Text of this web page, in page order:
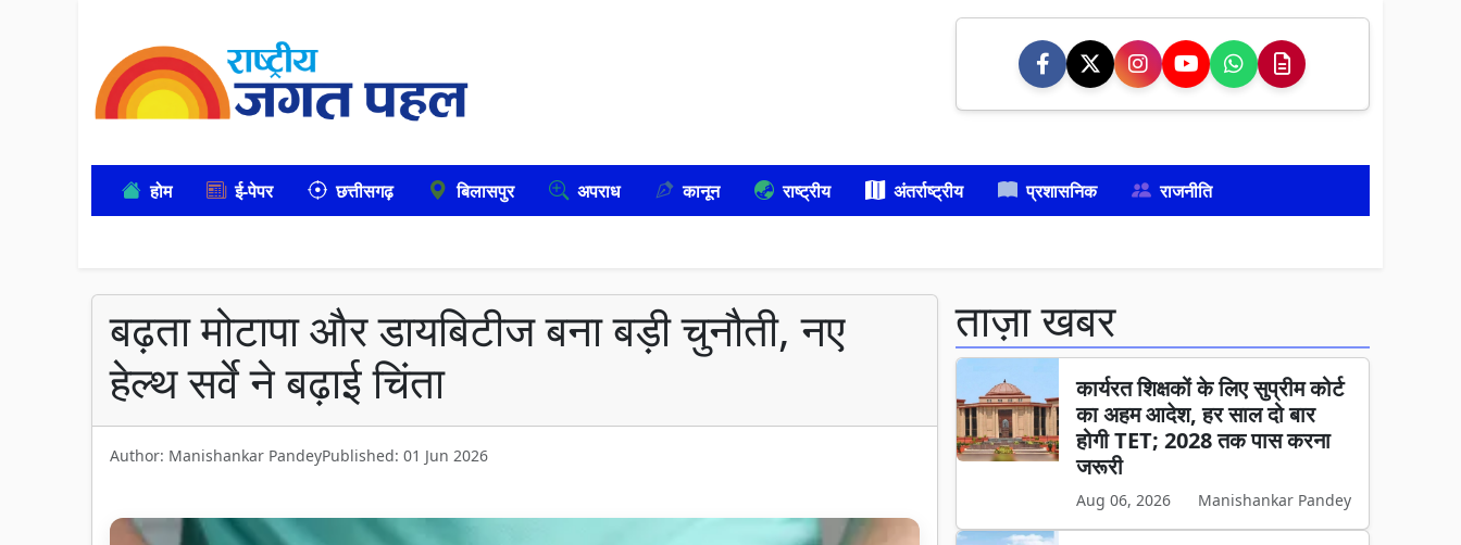
होम ई-पेपर छत्तीसगढ़ बिलासपुर अपराध कानून राष्ट्रीय अंतर्राष्ट्रीय प्रशासनिक राजनीति
बढ़ता मोटापा और डायबिटीज बना बड़ी चुनौती, नए
हेल्थ सर्वे ने बढ़ाई चिंता
Author: Manishankar PandeyPublished: 01 Jun 2026
ताज़ा खबर
कार्यरत शिक्षकों के लिए सुप्रीम कोर्ट
का अहम आदेश, हर साल दो बार
होगी TET; 2028 तक पास करना
जरूरी
Aug 06, 2026 Manishankar Pandey